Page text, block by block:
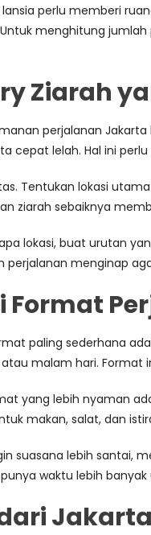
perlu memberi
menghitung
Ziarah
perjalanan
cepat lelah. Hal ini
Tentukan lokasi
ziarah sebaiknya
lokasi, buat urutan
perjalanan menginap
Format
paling sederhana
malam hari. Format
yang lebih nyaman
makan, salat, dan
suasana lebih santai,
waktu lebih